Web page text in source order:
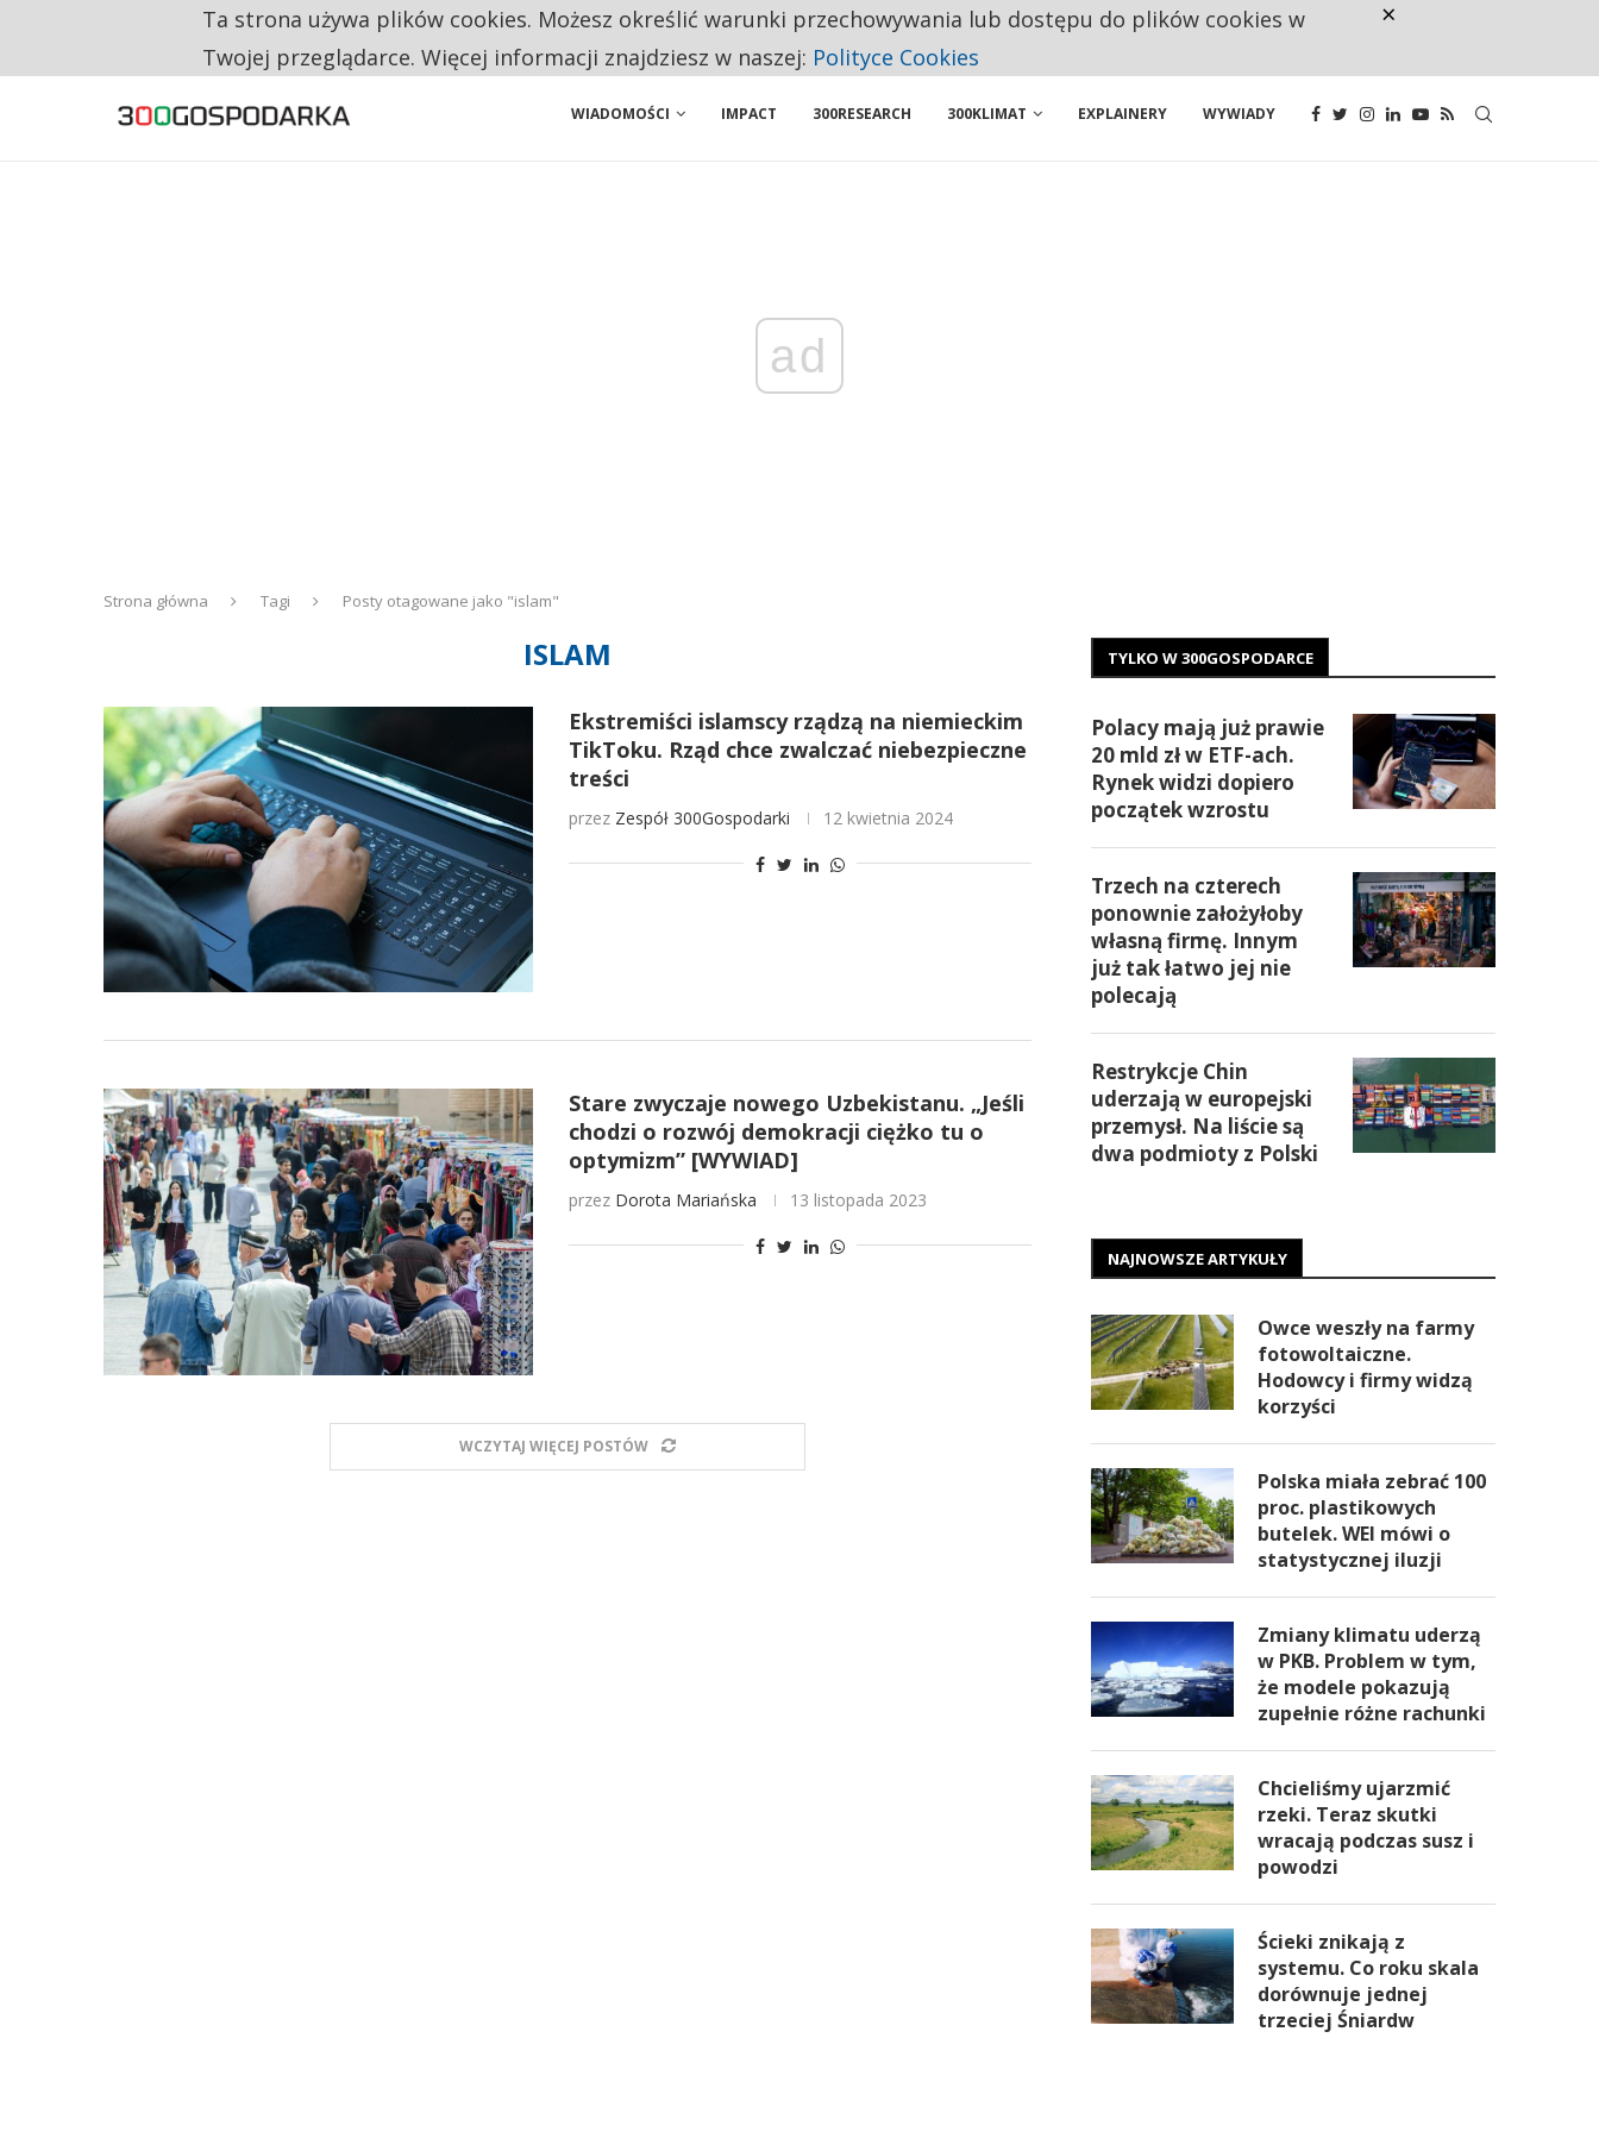
TRZECH NA CZTERECH PONOWNIE ZAŁOŻYŁOBY WŁASNĄ FIRMĘ. INNYM JUŻ TAK ŁATWO JEJ NIE POLECAJĄ
WIADOMOŚCI IMPACT 300RESEARCH 300KLIMAT EXPLAINERY WYWIADY
ad
Strona główna Tagi Posty otagowane jako "islam"
ISLAM
Ekstremiści islamscy rządzą na niemieckim
TikToku. Rząd chce zwalczać niebezpieczne
treści
przez Zespół 300Gospodarki 12 kwietnia 2024
Stare zwyczaje nowego Uzbekistanu. „Jeśli
chodzi o rozwój demokracji ciężko tu o
optymizm” [WYWIAD]
przez Dorota Mariańska 13 listopada 2023
WCZYTAJ WIĘCEJ POSTÓW
TYLKO W 300GOSPODARCE
Polacy mają już prawie
20 mld zł w ETF-ach.
Rynek widzi dopiero
początek wzrostu
Trzech na czterech
ponownie założyłoby
własną firmę. Innym
już tak łatwo jej nie
polecają
Restrykcje Chin
uderzają w europejski
przemysł. Na liście są
dwa podmioty z Polski
NAJNOWSZE ARTYKUŁY
Owce weszły na farmy
fotowoltaiczne.
Hodowcy i firmy widzą
korzyści
Polska miała zebrać 100
proc. plastikowych
butelek. WEI mówi o
statystycznej iluzji
Zmiany klimatu uderzą
w PKB. Problem w tym,
że modele pokazują
zupełnie różne rachunki
Chcieliśmy ujarzmić
rzeki. Teraz skutki
wracają podczas susz i
powodzi
Ścieki znikają z
systemu. Co roku skala
dorównuje jednej
trzeciej Śniardw
Ta strona używa plików cookies. Możesz określić warunki przechowywania lub dostępu do plików cookies w
Twojej przeglądarce. Więcej informacji znajdziesz w naszej: Polityce Cookies
×